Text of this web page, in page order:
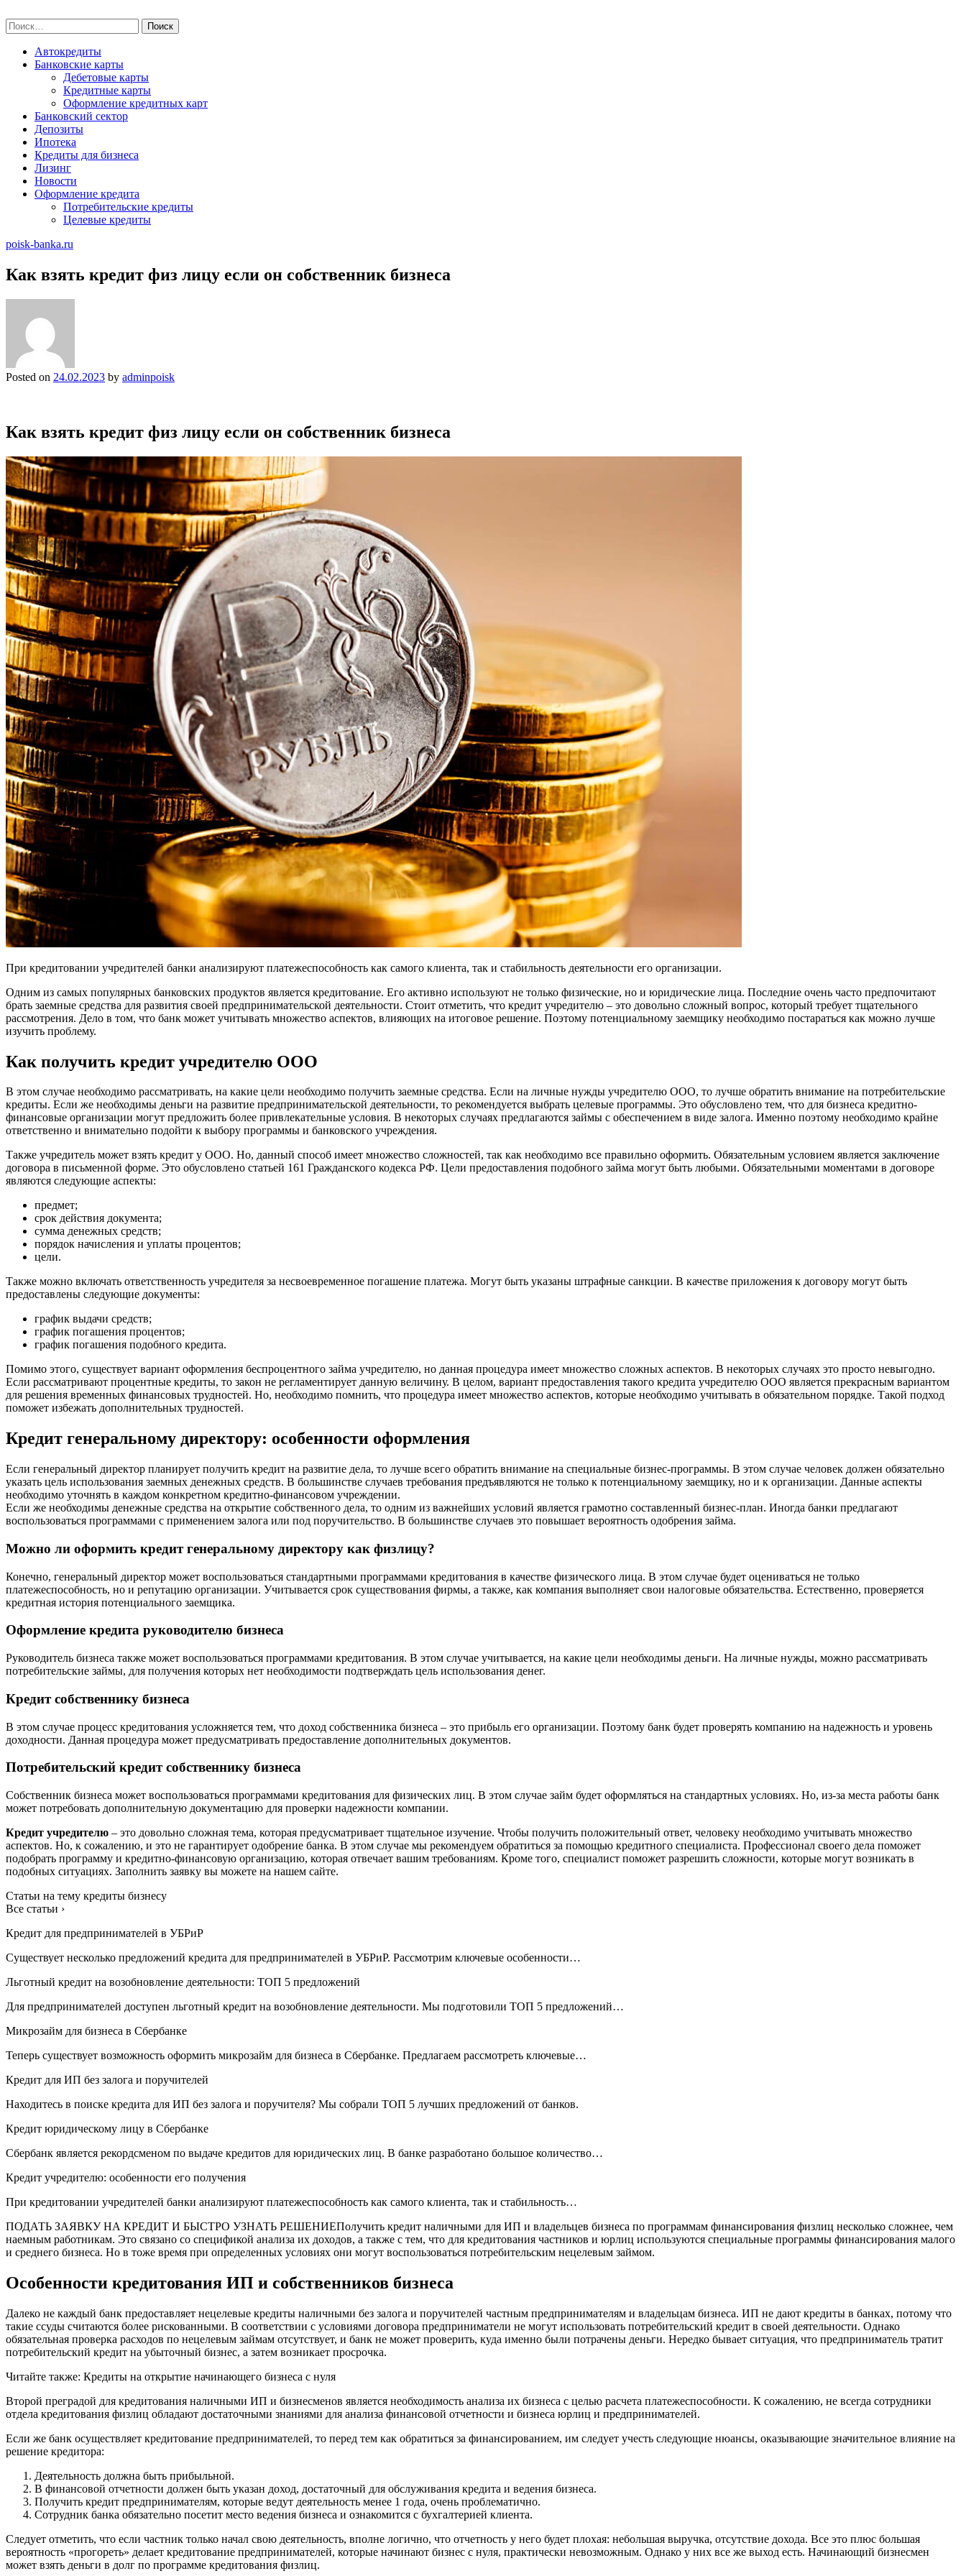
to
content
Найти:
Автокредиты
Банковские карты
Дебетовые карты
Кредитные карты
Оформление кредитных карт
Банковский сектор
Депозиты
Ипотека
Кредиты для бизнеса
Лизинг
Новости
Оформление кредита
Потребительские кредиты
Целевые кредиты
poisk-banka.ru
Как взять кредит физ лицу если он собственник бизнеса
Posted on 24.02.2023 by adminpoisk
Как взять кредит физ лицу если он собственник бизнеса
При кредитовании учредителей банки анализируют платежеспособность как самого клиента, так и стабильность деятельности его организации.
Одним из самых популярных банковских продуктов является кредитование. Его активно используют не только физические, но и юридические лица. Последние очень часто предпочитают
брать заемные средства для развития своей предпринимательской деятельности. Стоит отметить, что кредит учредителю – это довольно сложный вопрос, который требует тщательного
рассмотрения. Дело в том, что банк может учитывать множество аспектов, влияющих на итоговое решение. Поэтому потенциальному заемщику необходимо постараться как можно лучше
изучить проблему.
Как получить кредит учредителю ООО
В этом случае необходимо рассматривать, на какие цели необходимо получить заемные средства. Если на личные нужды учредителю ООО, то лучше обратить внимание на потребительские
кредиты. Если же необходимы деньги на развитие предпринимательской деятельности, то рекомендуется выбрать целевые программы. Это обусловлено тем, что для бизнеса кредитно-
финансовые организации могут предложить более привлекательные условия. В некоторых случаях предлагаются займы с обеспечением в виде залога. Именно поэтому необходимо крайне
ответственно и внимательно подойти к выбору программы и банковского учреждения.
Также учредитель может взять кредит у ООО. Но, данный способ имеет множество сложностей, так как необходимо все правильно оформить. Обязательным условием является заключение
договора в письменной форме. Это обусловлено статьей 161 Гражданского кодекса РФ. Цели предоставления подобного займа могут быть любыми. Обязательными моментами в договоре
являются следующие аспекты:
предмет;
срок действия документа;
сумма денежных средств;
порядок начисления и уплаты процентов;
цели.
Также можно включать ответственность учредителя за несвоевременное погашение платежа. Могут быть указаны штрафные санкции. В качестве приложения к договору могут быть
предоставлены следующие документы:
график выдачи средств;
график погашения процентов;
график погашения подобного кредита.
Помимо этого, существует вариант оформления беспроцентного займа учредителю, но данная процедура имеет множество сложных аспектов. В некоторых случаях это просто невыгодно.
Если рассматривают процентные кредиты, то закон не регламентирует данную величину. В целом, вариант предоставления такого кредита учредителю ООО является прекрасным вариантом
для решения временных финансовых трудностей. Но, необходимо помнить, что процедура имеет множество аспектов, которые необходимо учитывать в обязательном порядке. Такой подход
поможет избежать дополнительных трудностей.
Кредит генеральному директору: особенности оформления
Если генеральный директор планирует получить кредит на развитие дела, то лучше всего обратить внимание на специальные бизнес-программы. В этом случае человек должен обязательно
указать цель использования заемных денежных средств. В большинстве случаев требования предъявляются не только к потенциальному заемщику, но и к организации. Данные аспекты
необходимо уточнять в каждом конкретном кредитно-финансовом учреждении.
Если же необходимы денежные средства на открытие собственного дела, то одним из важнейших условий является грамотно составленный бизнес-план. Иногда банки предлагают
воспользоваться программами с применением залога или под поручительство. В большинстве случаев это повышает вероятность одобрения займа.
Можно ли оформить кредит генеральному директору как физлицу?
Конечно, генеральный директор может воспользоваться стандартными программами кредитования в качестве физического лица. В этом случае будет оцениваться не только
платежеспособность, но и репутацию организации. Учитывается срок существования фирмы, а также, как компания выполняет свои налоговые обязательства. Естественно, проверяется
кредитная история потенциального заемщика.
Оформление кредита руководителю бизнеса
Руководитель бизнеса также может воспользоваться программами кредитования. В этом случае учитывается, на какие цели необходимы деньги. На личные нужды, можно рассматривать
потребительские займы, для получения которых нет необходимости подтверждать цель использования денег.
Кредит собственнику бизнеса
В этом случае процесс кредитования усложняется тем, что доход собственника бизнеса – это прибыль его организации. Поэтому банк будет проверять компанию на надежность и уровень
доходности. Данная процедура может предусматривать предоставление дополнительных документов.
Потребительский кредит собственнику бизнеса
Собственник бизнеса может воспользоваться программами кредитования для физических лиц. В этом случае займ будет оформляться на стандартных условиях. Но, из-за места работы банк
может потребовать дополнительную документацию для проверки надежности компании.
Кредит учредителю – это довольно сложная тема, которая предусматривает тщательное изучение. Чтобы получить положительный ответ, человеку необходимо учитывать множество
аспектов. Но, к сожалению, и это не гарантирует одобрение банка. В этом случае мы рекомендуем обратиться за помощью кредитного специалиста. Профессионал своего дела поможет
подобрать программу и кредитно-финансовую организацию, которая отвечает вашим требованиям. Кроме того, специалист поможет разрешить сложности, которые могут возникать в
подобных ситуациях. Заполнить заявку вы можете на нашем сайте.
Статьи на тему кредиты бизнесу
Все статьи ›
Кредит для предпринимателей в УБРиР
Существует несколько предложений кредита для предпринимателей в УБРиР. Рассмотрим ключевые особенности…
Льготный кредит на возобновление деятельности: ТОП 5 предложений
Для предпринимателей доступен льготный кредит на возобновление деятельности. Мы подготовили ТОП 5 предложений…
Микрозайм для бизнеса в Сбербанке
Теперь существует возможность оформить микрозайм для бизнеса в Сбербанке. Предлагаем рассмотреть ключевые…
Кредит для ИП без залога и поручителей
Находитесь в поиске кредита для ИП без залога и поручителя? Мы собрали ТОП 5 лучших предложений от банков.
Кредит юридическому лицу в Сбербанке
Сбербанк является рекордсменом по выдаче кредитов для юридических лиц. В банке разработано большое количество…
Кредит учредителю: особенности его получения
При кредитовании учредителей банки анализируют платежеспособность как самого клиента, так и стабильность…
ПОДАТЬ ЗАЯВКУ НА КРЕДИТ И БЫСТРО УЗНАТЬ РЕШЕНИЕПолучить кредит наличными для ИП и владельцев бизнеса по программам финансирования физлиц несколько сложнее, чем
наемным работникам. Это связано со спецификой анализа их доходов, а также с тем, что для кредитования частников и юрлиц используются специальные программы финансирования малого
и среднего бизнеса. Но в тоже время при определенных условиях они могут воспользоваться потребительским нецелевым займом.
Особенности кредитования ИП и собственников бизнеса
Далеко не каждый банк предоставляет нецелевые кредиты наличными без залога и поручителей частным предпринимателям и владельцам бизнеса. ИП не дают кредиты в банках, потому что
такие ссуды считаются более рискованными. В соответствии с условиями договора предприниматели не могут использовать потребительский кредит в своей деятельности. Однако
обязательная проверка расходов по нецелевым займам отсутствует, и банк не может проверить, куда именно были потрачены деньги. Нередко бывает ситуация, что предприниматель тратит
потребительский кредит на убыточный бизнес, а затем возникает просрочка.
Читайте также: Кредиты на открытие начинающего бизнеса с нуля
Второй преградой для кредитования наличными ИП и бизнесменов является необходимость анализа их бизнеса с целью расчета платежеспособности. К сожалению, не всегда сотрудники
отдела кредитования физлиц обладают достаточными знаниями для анализа финансовой отчетности и бизнеса юрлиц и предпринимателей.
Если же банк осуществляет кредитование предпринимателей, то перед тем как обратиться за финансированием, им следует учесть следующие нюансы, оказывающие значительное влияние на
решение кредитора:
Деятельность должна быть прибыльной.
В финансовой отчетности должен быть указан доход, достаточный для обслуживания кредита и ведения бизнеса.
Получить кредит предпринимателям, которые ведут деятельность менее 1 года, очень проблематично.
Сотрудник банка обязательно посетит место ведения бизнеса и ознакомится с бухгалтерией клиента.
Следует отметить, что если частник только начал свою деятельность, вполне логично, что отчетность у него будет плохая: небольшая выручка, отсутствие дохода. Все это плюс большая
вероятность «прогореть» делает кредитование предпринимателей, которые начинают бизнес с нуля, практически невозможным. Однако у них все же выход есть. Начинающий бизнесмен
может взять деньги в долг по программе кредитования физлиц.